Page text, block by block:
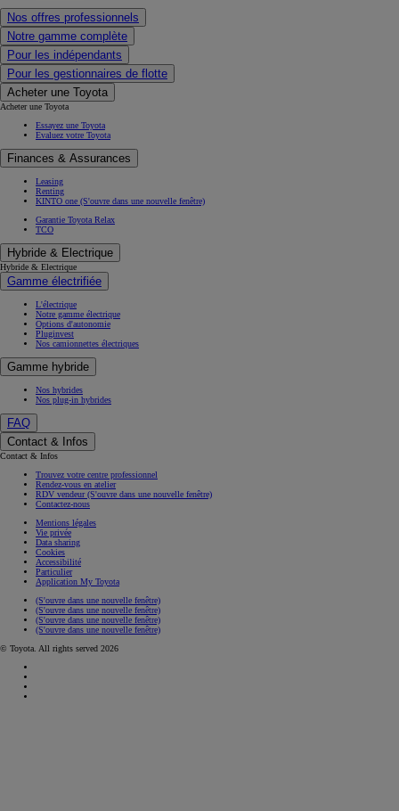
Nos offres professionnels
Notre gamme complète
Pour les indépendants
Pour les gestionnaires de flotte
Acheter une Toyota
Acheter une Toyota
Essayez une Toyota
Evaluez votre Toyota
Finances & Assurances
Leasing
Renting
KINTO one (S'ouvre dans une nouvelle fenêtre)
Garantie Toyota Relax
TCO
Hybride & Electrique
Hybride & Electrique
Gamme électrifiée
L'électrique
Notre gamme électrique
Options d'autonomie
Pluginvest
Nos camionnettes électriques
Gamme hybride
Nos hybrides
Nos plug-in hybrides
FAQ
Contact & Infos
Contact & Infos
Trouvez votre centre professionnel
Rendez-vous en atelier
RDV vendeur(S'ouvre dans une nouvelle fenêtre)
Contactez-nous
Mentions légales
Vie privée
Data sharing
Cookies
Accessibilité
Particulier
Application My Toyota
(S'ouvre dans une nouvelle fenêtre)
(S'ouvre dans une nouvelle fenêtre)
(S'ouvre dans une nouvelle fenêtre)
(S'ouvre dans une nouvelle fenêtre)
© Toyota. All rights served 2026